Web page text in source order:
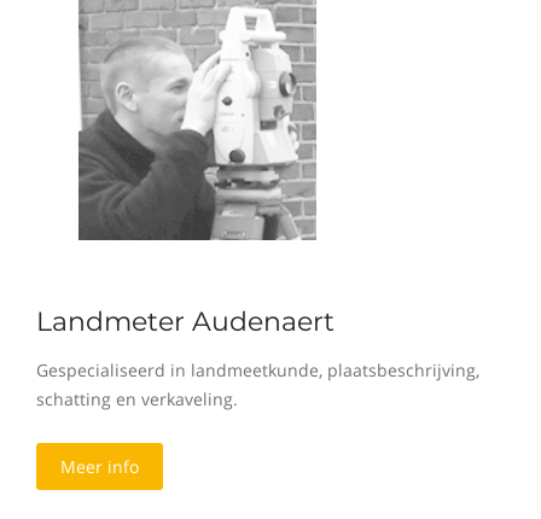
Landmeter Audenaert
Gespecialiseerd in landmeetkunde, plaatsbeschrijving,
schatting en verkaveling.
Meer info